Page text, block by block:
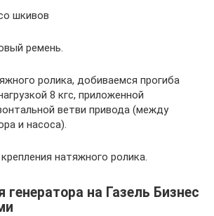
шкивов
ремень.
ролика, добиваемся прогиба
8 кгс, приложенной
ветви привода (между
и насоса).
натяжного ролика.
генератора на Газель Бизнес